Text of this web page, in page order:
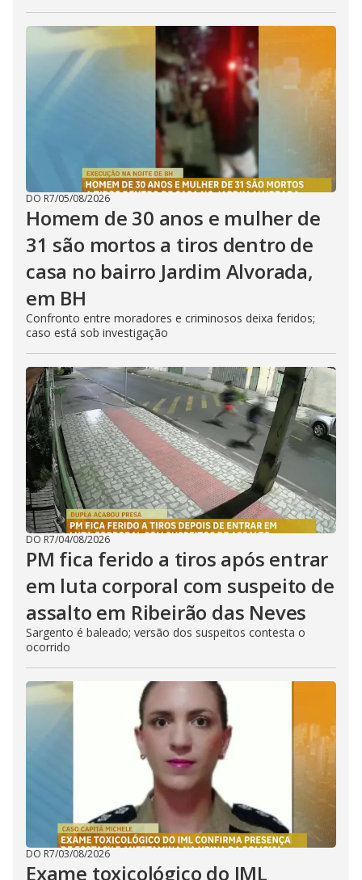
DO R7/05/08/2026
Homem de 30 anos e mulher de
31 são mortos a tiros dentro de
casa no bairro Jardim Alvorada,
em BH
Confronto entre moradores e criminosos deixa feridos;
caso está sob investigação
DO R7/04/08/2026
PM fica ferido a tiros após entrar
em luta corporal com suspeito de
assalto em Ribeirão das Neves
Sargento é baleado; versão dos suspeitos contesta o
ocorrido
DO R7/03/08/2026
Exame toxicológico do IML